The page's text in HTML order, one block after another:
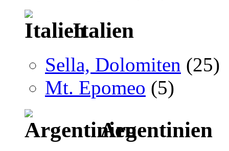
Italien
Sella, Dolomiten (25)
Mt. Epomeo (5)
Argentinien